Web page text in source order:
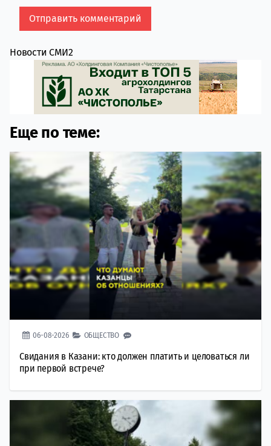
Новости СМИ2
Еще по теме:
06-08-2026 ОБЩЕСТВО
Свидания в Казани: кто должен платить и целоваться ли
при первой встрече?